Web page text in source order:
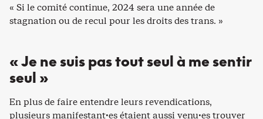
« Si le comité continue, 2024 sera une année de
stagnation ou de recul pour les droits des trans. »
« Je ne suis pas tout seul à me sentir
seul »
En plus de faire entendre leurs revendications,
plusieurs manifestant·es étaient aussi venu·es trouver